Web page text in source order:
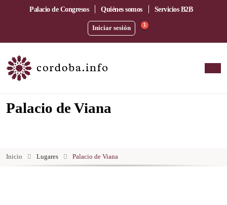
Palacio de Congresos Quiénes somos Servicios B2B
Iniciar sesión 1
Palacio de Viana
Inicio Lugares Palacio de Viana